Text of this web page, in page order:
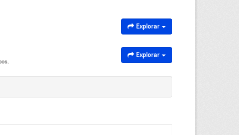
Explorar
Explorar